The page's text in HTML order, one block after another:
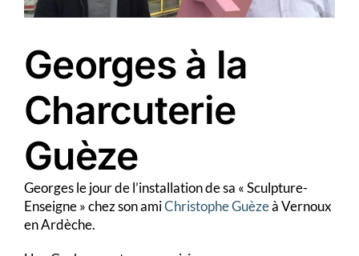
Georges à la
Charcuterie
Guèze
Georges le jour de l’installation de sa « Sculpture-
Enseigne » chez son amiChristophe Guèzeà Vernoux
en Ardèche.